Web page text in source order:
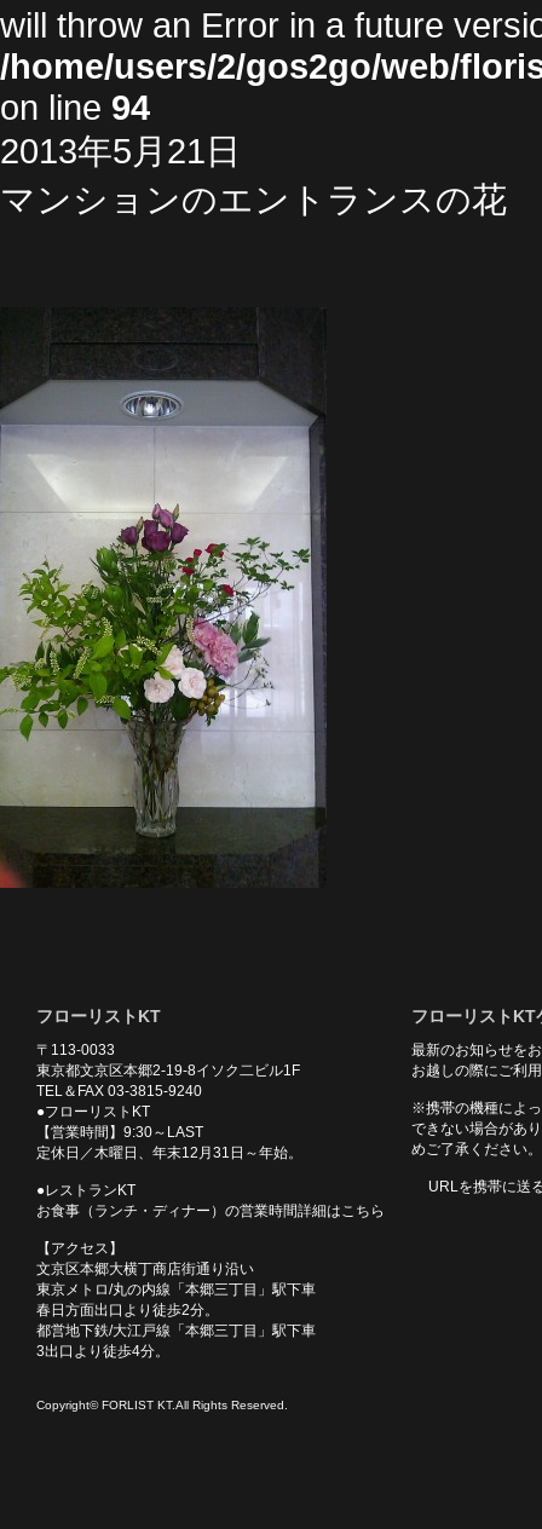
will throw an Error in a future
/home/users/2/gos2go/web/
on line 94
2013年5月21日
マンションのエントランスの花
フローリストKT
〒113-0033
東京都文京区本郷2-19-8イソク二ビル1F
TEL＆FAX 03-3815-9240
●フローリストKT
【営業時間】9:30～LAST
定休日／木曜日、年末12月31日～年始。
●レストランKT
お食事（ランチ・ディナー）の営業時間詳細はこちら
【アクセス】
文京区本郷大横丁商店街通り沿い
東京メトロ/丸の内線「本郷三丁目」駅下車
春日方面出口より徒歩2分。
都営地下鉄/大江戸線「本郷三丁目」駅下車
3出口より徒歩4分。
フローリストKT
最新のお知らせを
お越しの際にご利
※携帯の機種によ
できない場合があ
めご了承ください。
URLを携帯に送
Copyright© FORLIST KT.All Rights Reserved.